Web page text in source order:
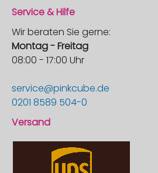
Service & Hilfe
Wir beraten Sie gerne:
Montag - Freitag
08:00 - 17:00 Uhr
service@pinkcube.de
0201 8589 504-0
Versand